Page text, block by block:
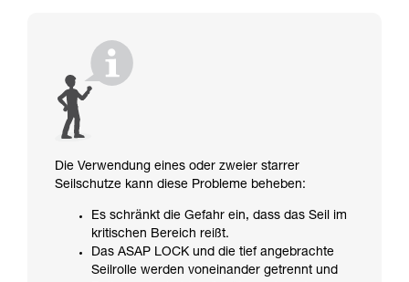
Die Verwendung eines oder zweier starrer
Seilschutze kann diese Probleme beheben:
Es schränkt die Gefahr ein, dass das Seil im
kritischen Bereich reißt.
Das ASAP LOCK und die tief angebrachte
Seilrolle werden voneinander getrennt und